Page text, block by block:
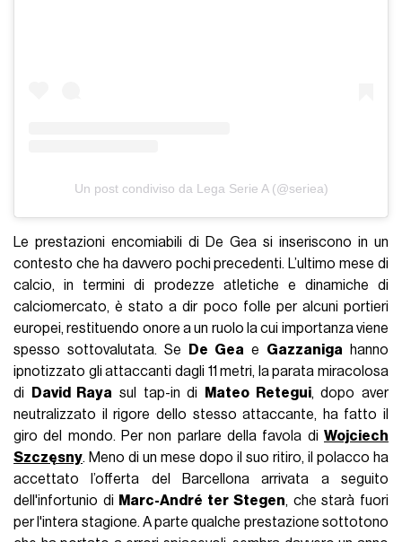
Un post condiviso da Lega Serie A (@seriea)
Le prestazioni encomiabili di De Gea si inseriscono in un
contesto che ha davvero pochi precedenti. L’ultimo mese di
calcio, in termini di prodezze atletiche e dinamiche di
calciomercato, è stato a dir poco folle per alcuni portieri
europei, restituendo onore a un ruolo la cui importanza viene
spesso sottovalutata. Se
De Gea e Gazzaniga hanno
ipnotizzato gli attaccanti dagli 11 metri, la parata miracolosa
di
David Raya sul tap-in di Mateo Retegui, dopo aver
neutralizzato il rigore dello stesso attaccante, ha fatto il
giro del mondo. Per non parlare della favola di Wojciech
Szczęsny. Meno di un mese dopo il suo ritiro, il polacco ha
accettato l’offerta del Barcellona arrivata a seguito
dell'infortunio di Marc-André ter Stegen, che starà fuori
per l'intera stagione. A parte qualche prestazione sottotono